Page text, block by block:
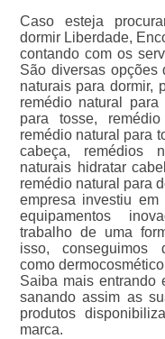
Caso esteja
dormir Liberdade,
contando com os
São diversas opções
naturais para dormir,
remédio natural para
para tosse,
remédio natural para
cabeça, remédios
naturais hidratar
remédio natural para
empresa investiu em
equipamentos
trabalho de uma
isso, conseguimos
como
Saiba mais entrando
sanando assim as
produtos
marca.